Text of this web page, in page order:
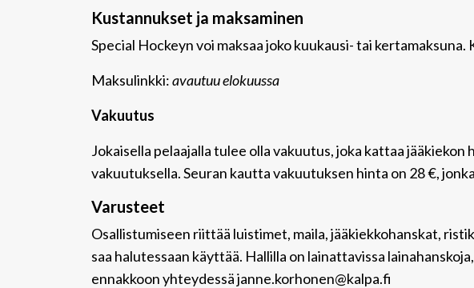
Kustannukset ja maksaminen
Special Hockeyn voi maksaa joko kuukausi- tai
Maksulinkki:avautuu elokuussa
Vakuutus
Jokaisella pelaajalla tulee olla vakuutus, joka kattaa
vakuutuksella. Seuran kautta vakuutuksen hinta on 28 €,
Varusteet
Osallistumiseen riittää luistimet, maila, jääkiekkohanskat,
saa halutessaan käyttää. Hallilla on lainattavissa
ennakkoon yhteydessä janne.korhonen@kalpa.fi